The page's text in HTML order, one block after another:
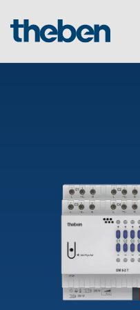
Smart Home
Detetores de
Foco LED
Biblioteca de
Seminários
Soluções
Sistema de
Projetores de
Theben AG
Contacto